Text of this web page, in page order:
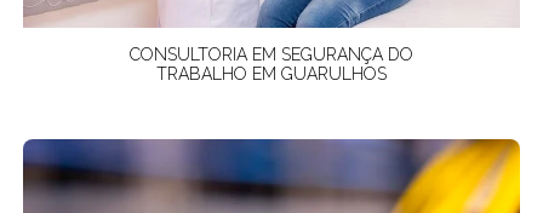
CONSULTORIA EM SEGURANÇA DO
TRABALHO EM GUARULHOS